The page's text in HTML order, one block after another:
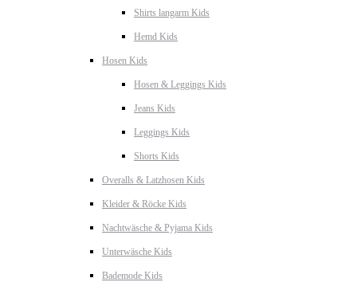
Shirts langarm Kids
Hemd Kids
Hosen Kids
Hosen & Leggings Kids
Jeans Kids
Leggings Kids
Shorts Kids
Overalls & Latzhosen Kids
Kleider & Röcke Kids
Nachtwäsche & Pyjama Kids
Unterwäsche Kids
Bademode Kids